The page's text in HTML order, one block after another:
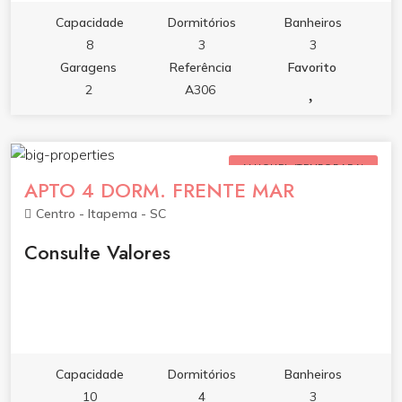
Capacidade
8
Dormitórios
3
Banheiros
3
Garagens
2
Referência
A306
Favorito
ALUGUEL (TEMPORADA)
APTO 4 DORM. FRENTE MAR
Centro - Itapema - SC
Consulte Valores
Capacidade
10
Dormitórios
4
Banheiros
3